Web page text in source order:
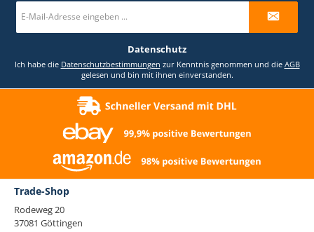
E-
Mail-
Datenschutz
Ich habe die Datenschutzbestimmungen zur Kenntnis genommen und die AGB
gelesen und bin mit ihnen einverstanden.
Trade-Shop
Rodeweg 20
37081 Göttingen